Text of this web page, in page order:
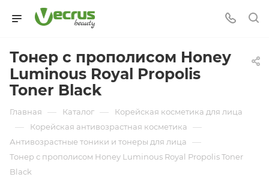
Тонер с прополисом Honey
Luminous Royal Propolis
Toner Black
Главная — Каталог — Корейская косметика для лица
— Корейская антивозрастная косметика —
Антивозрастные тоники и тонеры для лица —
Тонер с прополисом Honey Luminous Royal Propolis Toner
Black